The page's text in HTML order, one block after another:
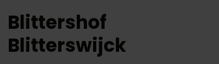
Blittershof
Blitterswijck